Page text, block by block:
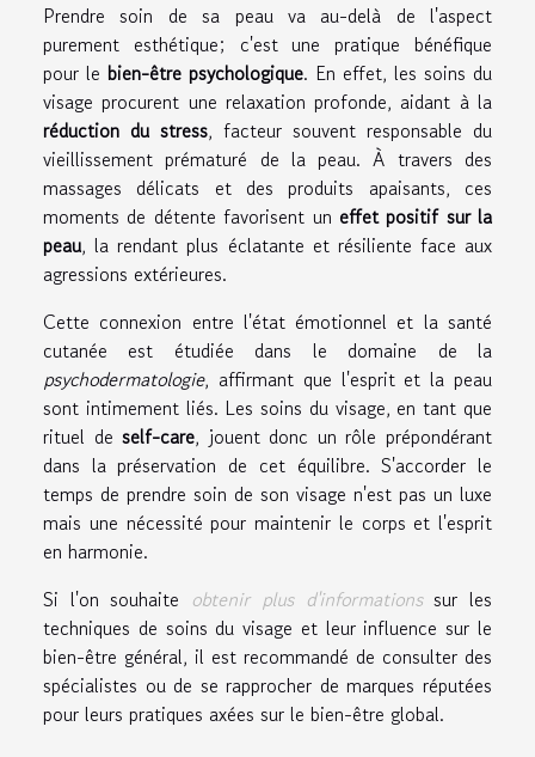
Prendre soin de sa peau va au-delà de l'aspect
purement esthétique; c'est une pratique bénéfique
pour le bien-être psychologique. En effet, les soins du
visage procurent une relaxation profonde, aidant à la
réduction du stress, facteur souvent responsable du
vieillissement prématuré de la peau. À travers des
massages délicats et des produits apaisants, ces
moments de détente favorisent un effet positif sur la
peau, la rendant plus éclatante et résiliente face aux
agressions extérieures.
Cette connexion entre l'état émotionnel et la santé
cutanée est étudiée dans le domaine de la
psychodermatologie, affirmant que l'esprit et la peau
sont intimement liés. Les soins du visage, en tant que
rituel deself-care, jouent donc un rôle prépondérant
dans la préservation de cet équilibre. S'accorder le
temps de prendre soin de son visage n'est pas un luxe
mais une nécessité pour maintenir le corps et l'esprit
en harmonie.
Si l'on souhaite obtenir plus d'informationssur les
techniques de soins du visage et leur influence sur le
bien-être général, il est recommandé de consulter des
spécialistes ou de se rapprocher de marques réputées
pour leurs pratiques axées sur le bien-être global.